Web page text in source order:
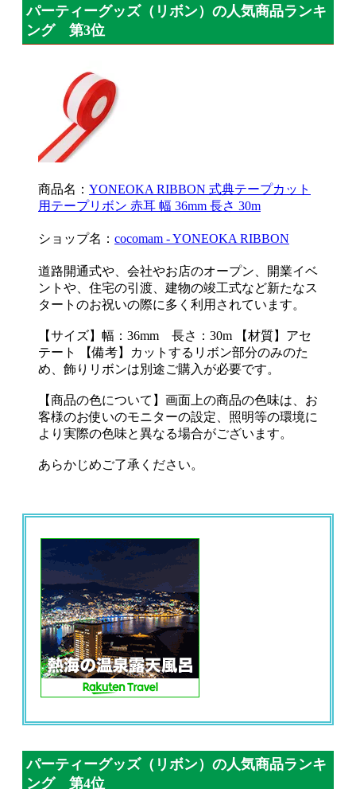
パーティーグッズ（リボン）の人気商品ランキ
ング 第3位
商品名： YONEOKA RIBBON 式典テープカット
用テープリボン 赤耳 幅 36mm 長さ 30m
ショップ名： cocomam - YONEOKA RIBBON
道路開通式や、会社やお店のオープン、開業イベ
ントや、住宅の引渡、建物の竣工式など新たなス
タートのお祝いの際に多く利用されています。
【サイズ】幅：36mm 長さ：30m 【材質】アセ
テート 【備考】カットするリボン部分のみのた
め、飾りリボンは別途ご購入が必要です。
【商品の色について】画面上の商品の色味は、お
客様のお使いのモニターの設定、照明等の環境に
より実際の色味と異なる場合がございます。
あらかじめご了承ください。
パーティーグッズ（リボン）の人気商品ランキ
ング 第4位